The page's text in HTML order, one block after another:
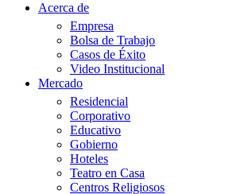
Acerca de
Empresa
Bolsa de Trabajo
Casos de Éxito
Video Institucional
Mercado
Residencial
Corporativo
Educativo
Gobierno
Hoteles
Teatro en Casa
Centros Religiosos